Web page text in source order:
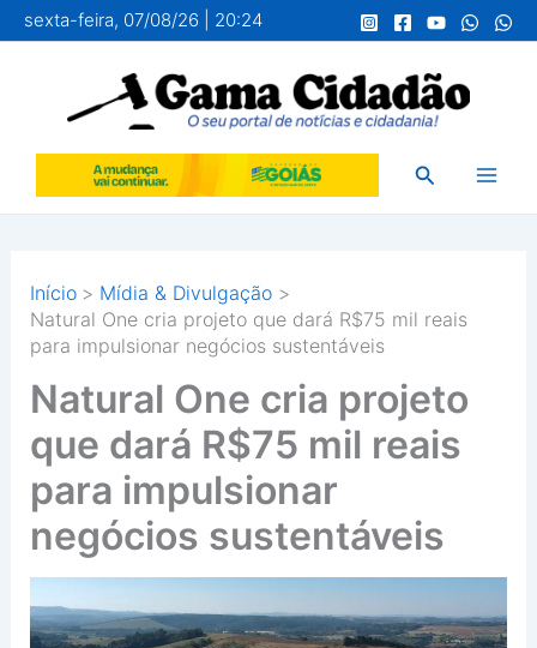
para
conteúdo
sexta-feira, 07/08/26 | 20:24
Pesquisar
Início
Mídia & Divulgação
Natural One cria projeto que dará R$75 mil reais
para impulsionar negócios sustentáveis
Natural One cria projeto
que dará R$75 mil reais
para impulsionar
negócios sustentáveis